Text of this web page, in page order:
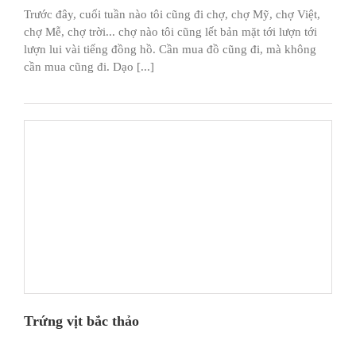
Trước đây, cuối tuần nào tôi cũng đi chợ, chợ Mỹ, chợ Việt,
chợ Mễ, chợ trời... chợ nào tôi cũng lết bản mặt tới lượn tới
lượn lui vài tiếng đồng hồ. Cần mua đồ cũng đi, mà không
cần mua cũng đi. Dạo [...]
Trứng vịt bắc thảo